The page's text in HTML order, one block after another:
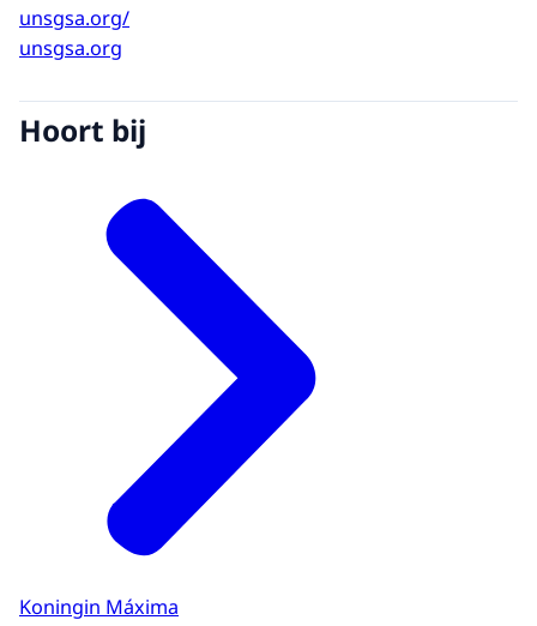
unsgsa.org/
unsgsa.org
Hoort bij
Koningin Máxima